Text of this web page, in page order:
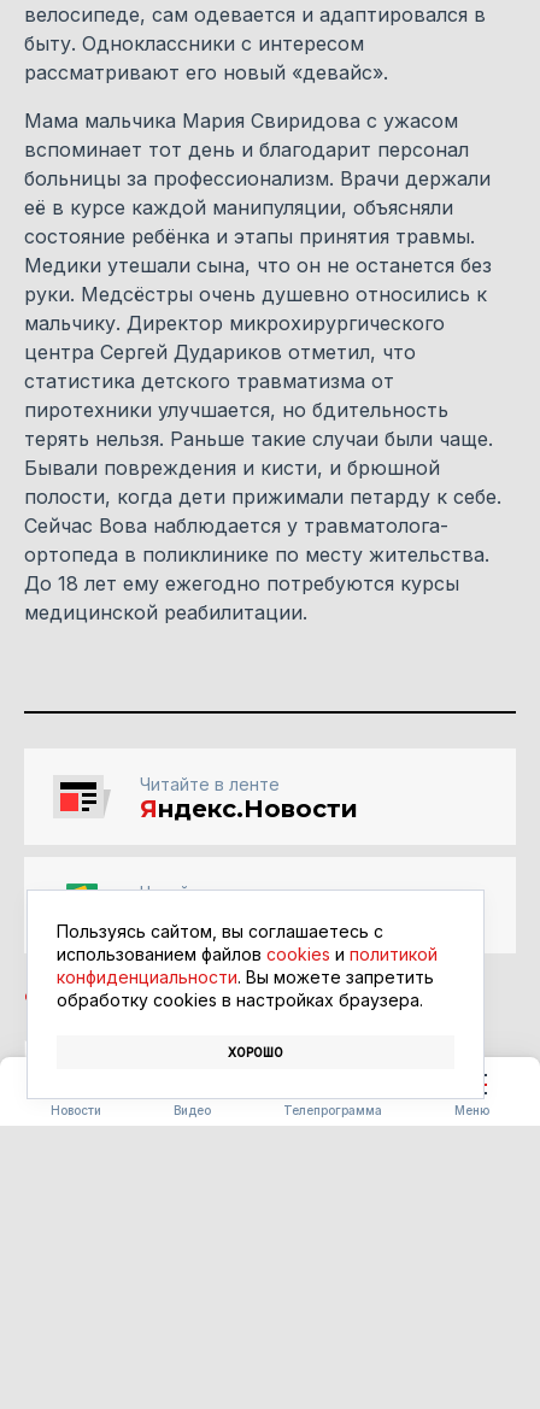
Новости Видео Телепрограмма Меню
велосипеде, сам одевается и адаптировался в
быту. Одноклассники с интересом
рассматривают его новый «девайс».
Мама мальчика Мария Свиридова с ужасом
вспоминает тот день и благодарит персонал
больницы за профессионализм. Врачи держали
её в курсе каждой манипуляции, объясняли
состояние ребёнка и этапы принятия травмы.
Медики утешали сына, что он не останется без
руки. Медсёстры очень душевно относились к
мальчику. Директор микрохирургического
центра Сергей Дудариков отметил, что
статистика детского травматизма от
пиротехники улучшается, но бдительность
терять нельзя. Раньше такие случаи были чаще.
Бывали повреждения и кисти, и брюшной
полости, когда дети прижимали петарду к себе.
Сейчас Вова наблюдается у травматолога-
ортопеда в поликлинике по месту жительства.
До 18 лет ему ежегодно потребуются курсы
медицинской реабилитации.
Читайте в ленте
Яндекс.Новости
Читайте в ленте
Google Новости
Пользуясь сайтом, вы соглашаетесь с
использованием файлов cookies и политикой
конфиденциальности. Вы можете запретить
обработку сookies в настройках браузера.
ХОРОШО